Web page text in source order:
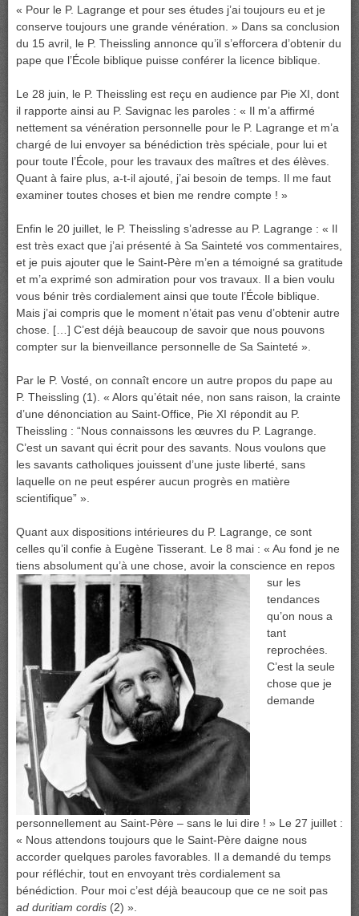
« Pour le P. Lagrange et pour ses études j’ai toujours eu et je
conserve toujours une grande vénération. » Dans sa conclusion
du 15 avril, le P. Theissling annonce qu’il s’efforcera d’obtenir du
pape que l’École biblique puisse conférer la licence biblique.
Le 28 juin, le P. Theissling est reçu en audience par Pie XI, dont
il rapporte ainsi au P. Savignac les paroles : « Il m’a affirmé
nettement sa vénération personnelle pour le P. Lagrange et m’a
chargé de lui envoyer sa bénédiction très spéciale, pour lui et
pour toute l’École, pour les travaux des maîtres et des élèves.
Quant à faire plus, a-t-il ajouté, j’ai besoin de temps. Il me faut
examiner toutes choses et bien me rendre compte ! »
Enfin le 20 juillet, le P. Theissling s’adresse au P. Lagrange : « Il
est très exact que j’ai présenté à Sa Sainteté vos commentaires,
et je puis ajouter que le Saint-Père m’en a témoigné sa gratitude
et m’a exprimé son admiration pour vos travaux. Il a bien voulu
vous bénir très cordialement ainsi que toute l’École biblique.
Mais j’ai compris que le moment n’était pas venu d’obtenir autre
chose. […] C’est déjà beaucoup de savoir que nous pouvons
compter sur la bienveillance personnelle de Sa Sainteté ».
Par le P. Vosté, on connaît encore un autre propos du pape au
P. Theissling (1). « Alors qu’était née, non sans raison, la crainte
d’une dénonciation au Saint-Office, Pie XI répondit au P.
Theissling : “Nous connaissons les œuvres du P. Lagrange.
C’est un savant qui écrit pour des savants. Nous voulons que
les savants catholiques jouissent d’une juste liberté, sans
laquelle on ne peut espérer aucun progrès en matière
scientifique” ».
Quant aux dispositions intérieures du P. Lagrange, ce sont
celles qu’il confie à Eugène Tisserant. Le 8 mai : « Au fond je ne
tiens absolument qu’à une chose, avoir la conscience en repos
sur les
tendances
qu’on nous a
tant
reprochées.
C’est la seule
chose que je
demande
personnellement au Saint-Père – sans le lui dire ! » Le 27 juillet :
« Nous attendons toujours que le Saint-Père daigne nous
accorder quelques paroles favorables. Il a demandé du temps
pour réfléchir, tout en envoyant très cordialement sa
bénédiction. Pour moi c’est déjà beaucoup que ce ne soit pas
ad duritiam cordis (2) ».